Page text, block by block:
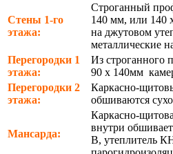
Стены 1-го
этажа:
Строганный
140 мм, или 140
на джутовом
металлические
Перегородки 1
этажа:
Из строганного
90 х 140мм
Перегородки 2
этажа:
Каркасно-
обшиваются
Мансарда:
Каркасно-
внутри
В, утеплитель